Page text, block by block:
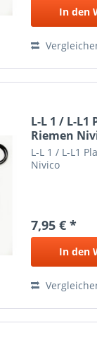
In den
L-L 1 / L-
Riemen
L-L 1 / L-L1
Nivico
7,95 € *
In den